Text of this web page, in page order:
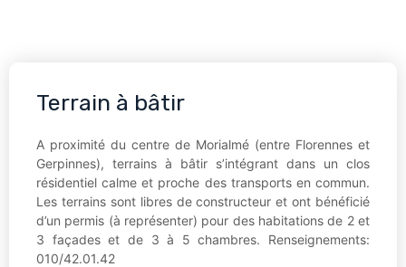
Terrain à bâtir
A proximité du centre de Morialmé (entre Florennes et
Gerpinnes), terrains à bâtir s’intégrant dans un clos
résidentiel calme et proche des transports en commun.
Les terrains sont libres de constructeur et ont bénéficié
d’un permis (à représenter) pour des habitations de 2 et
3 façades et de 3 à 5 chambres. Renseignements:
010/42.01.42